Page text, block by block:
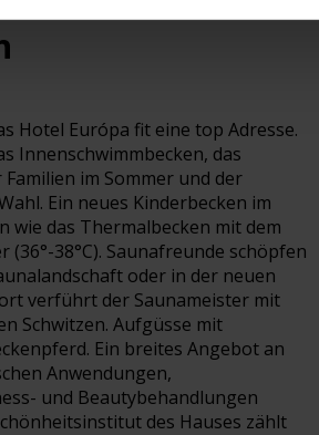
Hotel Európa fit eine top Adresse.
Innenschwimmbecken, das
im Sommer und der
Ein neues Kinderbecken im
wie das Thermalbecken mit dem
38°C). Saunafreunde schöpfen
oder in der neuen
verführt der Saunameister mit
Schwitzen. Aufgüsse mit
Ein breites Angebot an
Anwendungen,
und Beautybehandlungen
des Hauses zählt